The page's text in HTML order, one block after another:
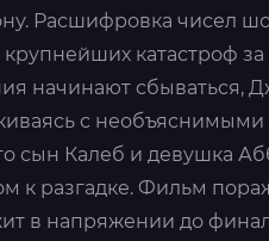
Расшифровка чисел
крупнейших катастроф
начинают сбываться,
с
сын Калеб и девушка
к разгадке. Фильм
в напряжении до